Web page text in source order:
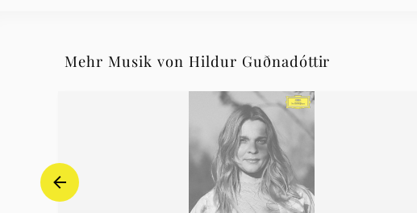
Mehr Musik von Hildur Guðnadóttir